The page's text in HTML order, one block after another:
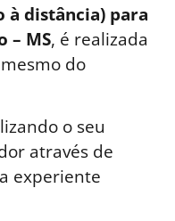
à distância) para
– MS, é realizada
do
o seu
através de
experiente